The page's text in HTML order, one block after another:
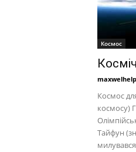
Космос
maxwelhelp
Космос
космосу)
Тайфун